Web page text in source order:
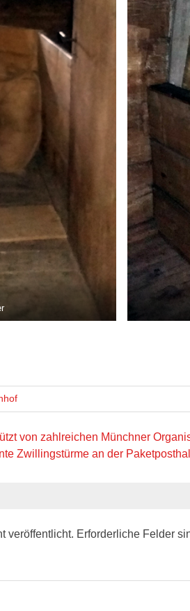
von zahlreichen Münchner
Zwillingstürme an der
veröffentlicht. Erforderliche Felder